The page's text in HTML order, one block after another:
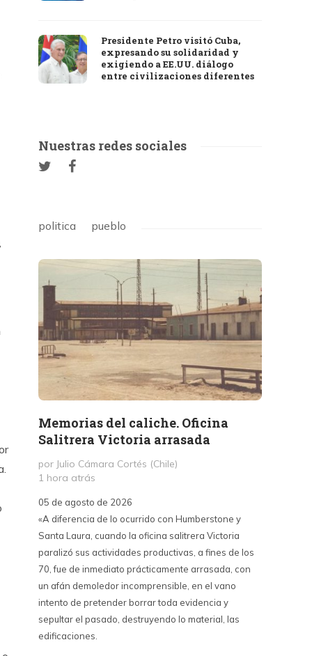
Presidente Petro visitó Cuba,
expresando su solidaridad y
exigiendo a EE.UU. diálogo
entre civilizaciones diferentes
Nuestras redes sociales
politica pueblo
Memorias del caliche. Oficina
Salitrera Victoria arrasada
por Julio Cámara Cortés (Chile)
1 hora atrás
05 de agosto de 2026
«A diferencia de lo ocurrido con Humberstone y
Santa Laura, cuando la oficina salitrera Victoria
paralizó sus actividades productivas, a fines de los
70, fue de inmediato prácticamente arrasada, con
un afán demoledor incomprensible, en el vano
intento de pretender borrar toda evidencia y
sepultar el pasado, destruyendo lo material, las
edificaciones.